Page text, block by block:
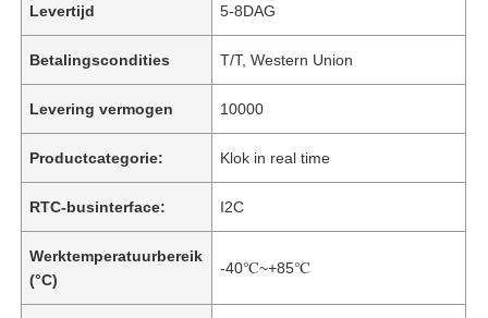
Levertijd 5-8DAG
Betalingscondities T/T, Western Union
Levering vermogen 10000
Productcategorie: Klok in real time
RTC-businterface: I2C
Werktemperatuurbereik
(°C)
-40℃~+85℃